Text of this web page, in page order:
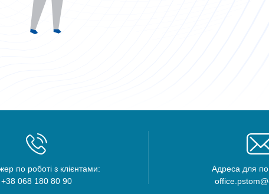
по роботі з клієнтами:
+38 068 180 80 90
Адреса для